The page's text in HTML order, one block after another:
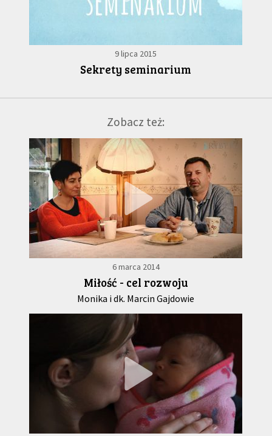
9 lipca 2015
Sekrety seminarium
Zobacz też:
6 marca 2014
Miłość - cel rozwoju
Monika i dk. Marcin Gajdowie